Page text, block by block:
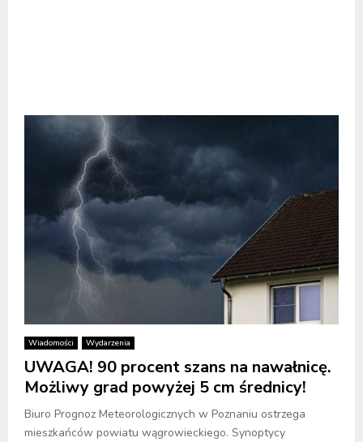
Wiadomości Wydarzenia
UWAGA! 90 procent szans na nawałnicę.
Możliwy grad powyżej 5 cm średnicy!
Biuro Prognoz Meteorologicznych w Poznaniu ostrzega
mieszkańców powiatu wągrowieckiego. Synoptycy